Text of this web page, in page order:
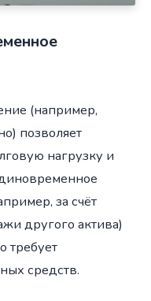
(например,
позволяет
нагрузку и
за счёт
другого актива)
требует
средств.